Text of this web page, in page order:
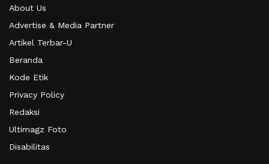
About Us
Advertise & Media Partner
Artikel Terbar-U
Beranda
Kode Etik
Privacy Policy
Redaksi
Ultimagz Foto
Disabilitas